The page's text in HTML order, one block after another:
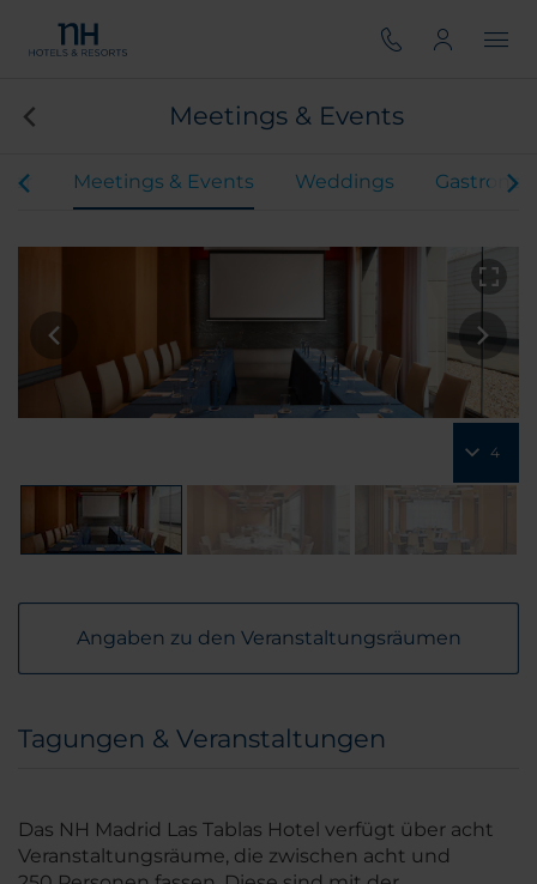
Meetings & Events
Meetings & Events Weddings
4
Angaben zu den Veranstaltungsräumen
Tagungen & Veranstaltungen
Das NH Madrid Las Tablas Hotel verfügt über acht
Veranstaltungsräume, die zwischen acht und